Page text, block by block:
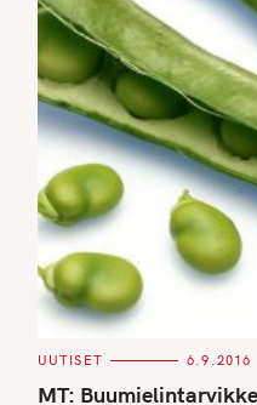
C
T
UUTISET 6.9.2016
MT: